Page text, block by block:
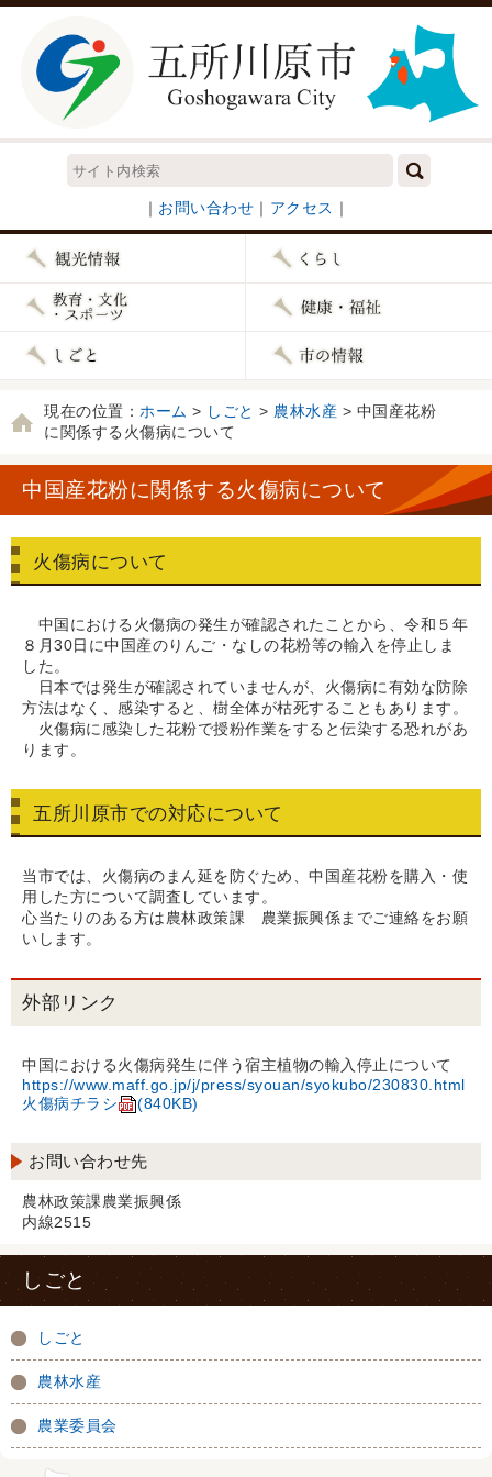
｜ お問い合わせ ｜ アクセス ｜
現在の位置： ホーム > しごと > 農林水産 > 中国産花粉
に関係する火傷病について
中国産花粉に関係する火傷病について
火傷病について
中国における火傷病の発生が確認されたことから、令和５年
８月30日に中国産のりんご・なしの花粉等の輸入を停止しま
した。
日本では発生が確認されていませんが、火傷病に有効な防除
方法はなく、感染すると、樹全体が枯死することもあります。
火傷病に感染した花粉で授粉作業をすると伝染する恐れがあ
ります。
五所川原市での対応について
当市では、火傷病のまん延を防ぐため、中国産花粉を購入・使
用した方について調査しています。
心当たりのある方は農林政策課 農業振興係までご連絡をお願
いします。
外部リンク
中国における火傷病発生に伴う宿主植物の輸入停止について
https://www.maff.go.jp/j/press/syouan/syokubo/230830.html
火傷病チラシ
(840KB)
お問い合わせ先
農林政策課農業振興係
内線2515
しごと
しごと
農林水産
農業委員会